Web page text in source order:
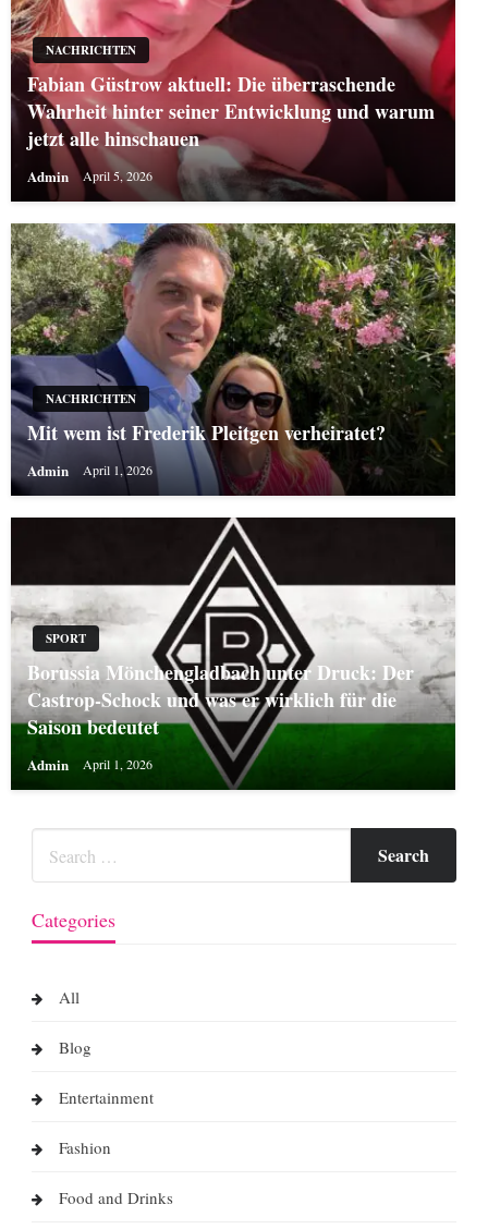
NACHRICHTEN
Fabian Güstrow aktuell: Die überraschende
Wahrheit hinter seiner Entwicklung und warum
jetzt alle hinschauen
Admin April 5, 2026
NACHRICHTEN
Mit wem ist Frederik Pleitgen verheiratet?
Admin April 1, 2026
SPORT
Borussia Mönchengladbach unter Druck: Der
Castrop-Schock und was er wirklich für die
Saison bedeutet
Admin April 1, 2026
Categories
All
Blog
Entertainment
Fashion
Food and Drinks